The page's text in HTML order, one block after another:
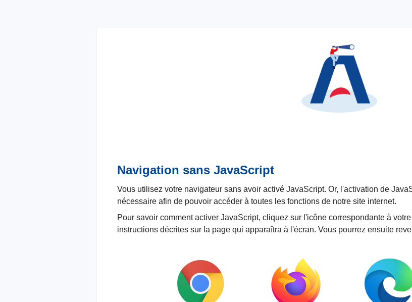
Navigation sans JavaScript
Vous utilisez votre navigateur sans avoir activé JavaScript. Or, l'activation de
nécessaire afin de pouvoir accéder à toutes les fonctions de notre site internet.
Pour savoir comment activer JavaScript, cliquez sur l'icône correspondante à
instructions décrites sur la page qui apparaîtra à l'écran. Vous pourrez ensuite